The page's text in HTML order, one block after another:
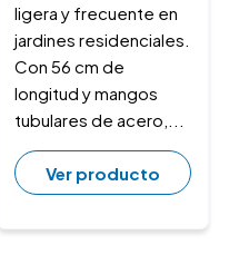
ligera y frecuente en
jardines residenciales.
Con 56 cm de
longitud y mangos
tubulares de acero,...
Ver producto